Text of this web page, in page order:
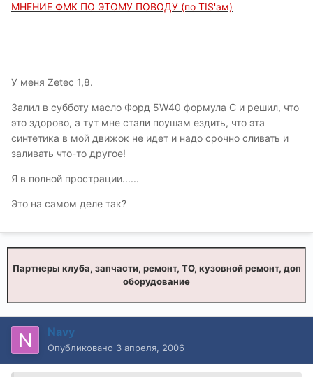
МНЕНИЕ ФМК ПО ЭТОМУ ПОВОДУ (по TIS'ам)
У меня Zetec 1,8.
Залил в субботу масло Форд 5W40 формула С и решил, что
это здорово, а тут мне стали поушам ездить, что эта
синтетика в мой движок не идет и надо срочно сливать и
заливать что-то другое!
Я в полной прострации......
Это на самом деле так?
Партнеры клуба, запчасти, ремонт, ТО, кузовной ремонт, доп
оборудование
Navy
Опубликовано 3 апреля, 2006